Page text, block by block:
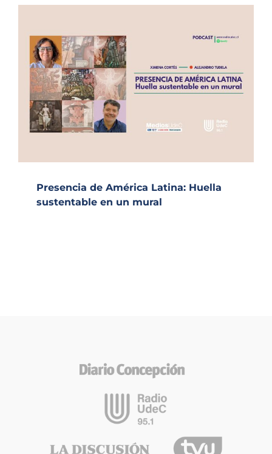
Presencia de América Latina: Huella
sustentable en un mural